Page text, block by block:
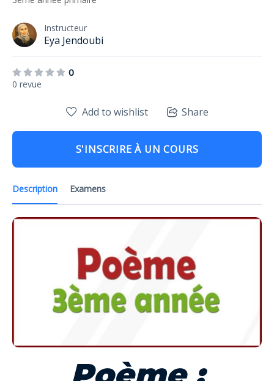
Instructeur
Eya Jendoubi
0
0 revue
Description Examens
Add to wishlist Share
S'INSCRIRE À UN COURS